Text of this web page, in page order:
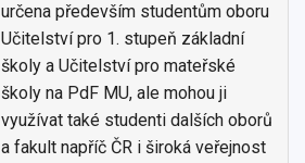
určena především studentům oboru
Učitelství pro 1. stupeň základní
školy a Učitelství pro mateřské
školy na PdF MU, ale mohou ji
využívat také studenti dalších oborů
a fakult napříč ČR i široká veřejnost